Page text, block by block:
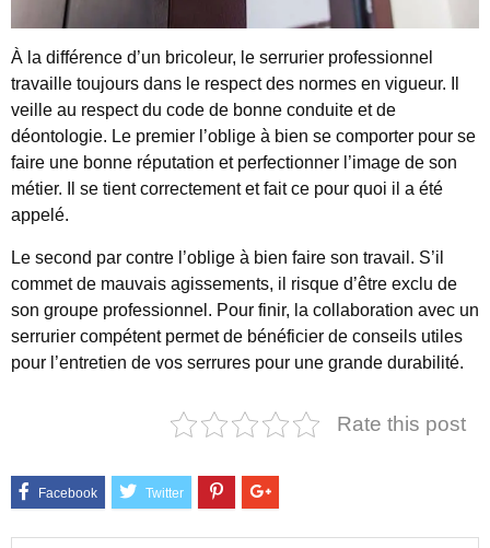
À la différence d’un bricoleur, le serrurier professionnel
travaille toujours dans le respect des normes en vigueur. Il
veille au respect du code de bonne conduite et de
déontologie. Le premier l’oblige à bien se comporter pour se
faire une bonne réputation et perfectionner l’image de son
métier. Il se tient correctement et fait ce pour quoi il a été
appelé.
Le second par contre l’oblige à bien faire son travail. S’il
commet de mauvais agissements, il risque d’être exclu de
son groupe professionnel. Pour finir, la collaboration avec un
serrurier compétent permet de bénéficier de conseils utiles
pour l’entretien de vos serrures pour une grande durabilité.
Rate this post